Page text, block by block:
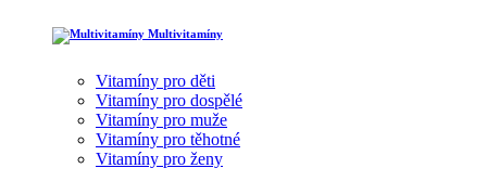
Multivitamíny
Vitamíny pro děti
Vitamíny pro dospělé
Vitamíny pro muže
Vitamíny pro těhotné
Vitamíny pro ženy